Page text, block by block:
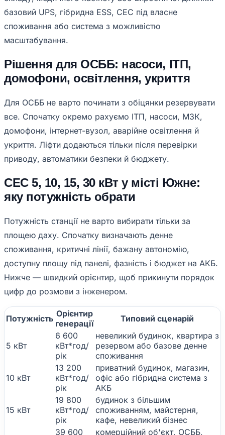
базовий UPS, гібридна ESS, СЕС під власне
споживання або система з можливістю
масштабування.
Рішення для ОСББ: насоси, ІТП,
домофони, освітлення, укриття
Для ОСББ не варто починати з обіцянки резервувати
все. Спочатку окремо рахуємо ІТП, насоси, МЗК,
домофони, інтернет-вузол, аварійне освітлення й
укриття. Ліфти додаються тільки після перевірки
приводу, автоматики безпеки й бюджету.
СЕС 5, 10, 15, 30 кВт у місті Южне:
яку потужність обрати
Потужність станції не варто вибирати тільки за
площею даху. Спочатку визначають денне
споживання, критичні лінії, бажану автономію,
доступну площу під панелі, фазність і бюджет на АКБ.
Нижче — швидкий орієнтир, щоб прикинути порядок
цифр до розмови з інженером.
Потужність Орієнтир
генерації
Типовий сценарій
5 кВт
6 600
кВт*год/
рік
невеликий будинок, квартира з
резервом або базове денне
споживання
10 кВт
13 200
кВт*год/
рік
приватний будинок, магазин,
офіс або гібридна система з
АКБ
15 кВт
19 800
кВт*год/
рік
будинок з більшим
споживанням, майстерня,
кафе, невеликий бізнес
39 600
комерційний об'єкт, ОСББ,